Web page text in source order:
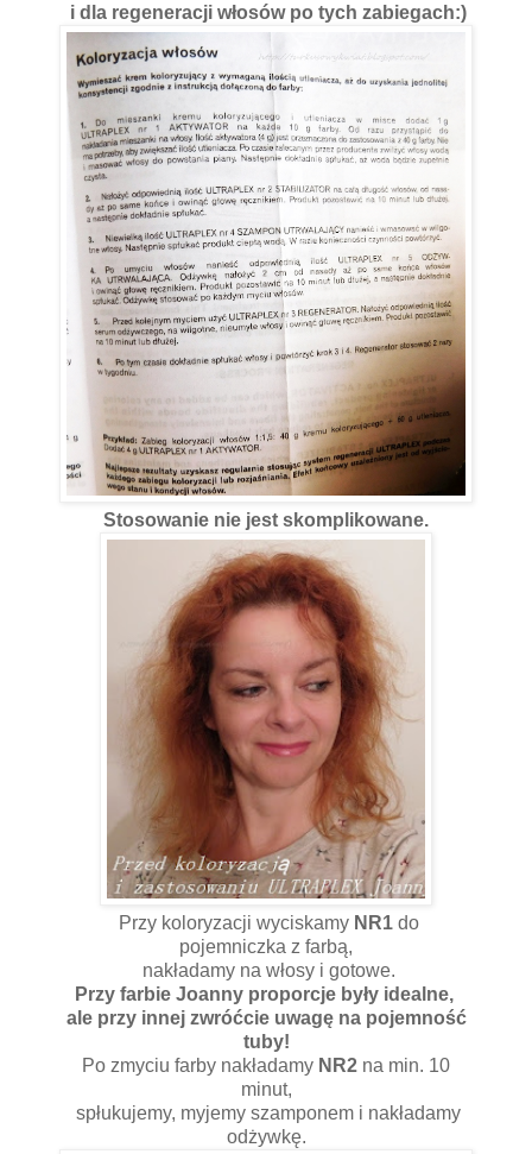
i dla regeneracji włosów po tych zabiegach:)
Stosowanie nie jest skomplikowane.
Przy koloryzacji wyciskamy NR1do
pojemniczka z farbą,
nakładamy na włosy i gotowe.
Przy farbie Joanny proporcje były idealne,
ale przy innej zwróćcie uwagę na pojemność
tuby!
Po zmyciu farby nakładamy NR2 na min. 10
minut,
spłukujemy, myjemy szamponem i nakładamy
odżywkę.